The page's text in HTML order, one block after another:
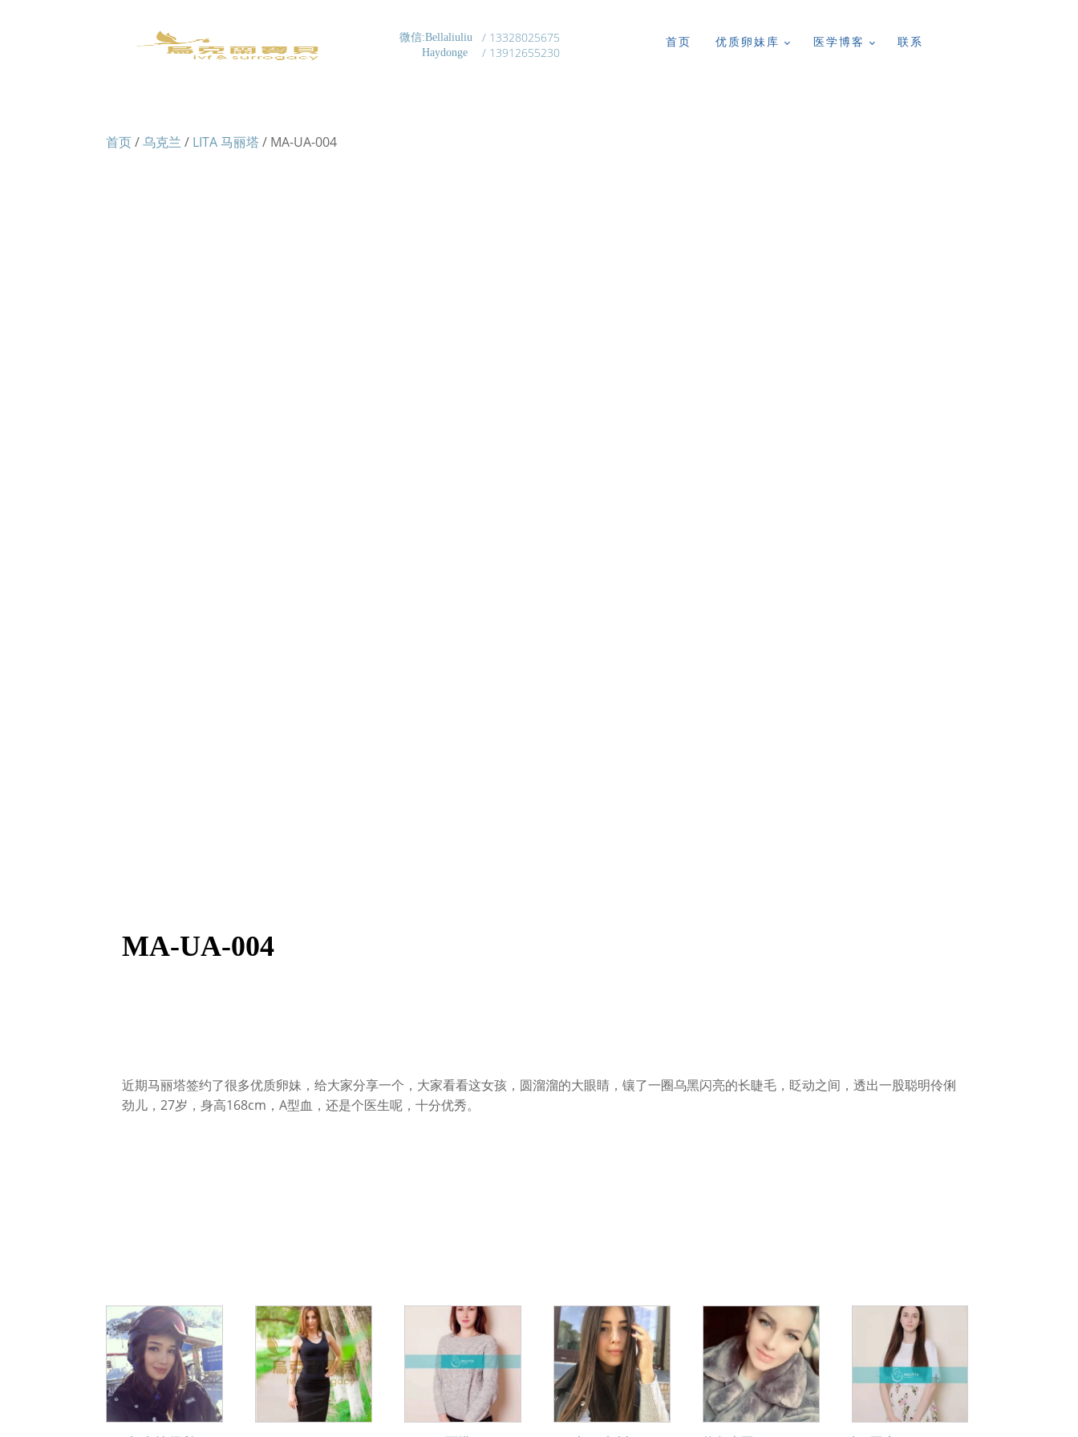
微信:Bellaliuliu
Haydonge
/ 13328025675
/ 13912655230
首页 优质卵妹库 医学博客 联系
首页/乌克兰 / LITA 马丽塔 / MA-UA-004
MA-UA-004
近期马丽塔签约了很多优质卵妹，给大家分享一个，大家看看这女孩，圆溜溜的大眼睛，镶了一圈乌黑闪亮的长睫毛，眨动之间，透出一股聪明伶俐
劲儿，27岁，身高168cm，A型血，还是个医生呢，十分优秀。